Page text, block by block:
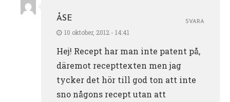
ÅSE
10 oktober, 2012 - 14:41
Hej! Recept har man inte patent på,
däremot recepttexten men jag
tycker det hör till god ton att inte
sno någons recept utan att
SVARA